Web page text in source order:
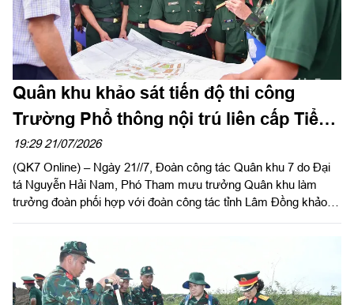
Quân khu khảo sát tiến độ thi công
Trường Phổ thông nội trú liên cấp Tiểu
học và THCS Quảng Trực
19:29 21/07/2026
(QK7 Online) – Ngày 21//7, Đoàn công tác Quân khu 7 do Đại
tá Nguyễn Hải Nam, Phó Tham mưu trưởng Quân khu làm
trưởng đoàn phối hợp với đoàn công tác tỉnh Lâm Đồng khảo